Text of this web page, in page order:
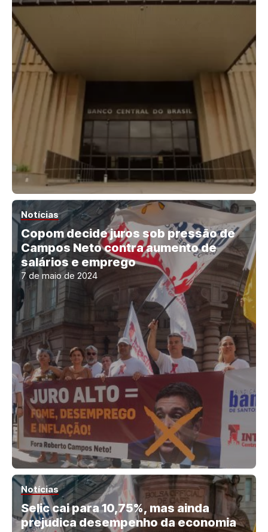
Notícias
Copom decide juros sob pressão de
Campos Neto contra aumento de
salários e emprego
7 de maio de 2024
Notícias
Selic cai para 10,75%, mas ainda
prejudica desempenho da economia